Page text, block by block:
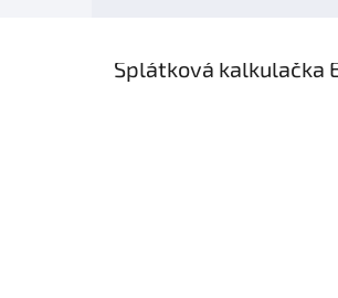
Splátková kalkulačka